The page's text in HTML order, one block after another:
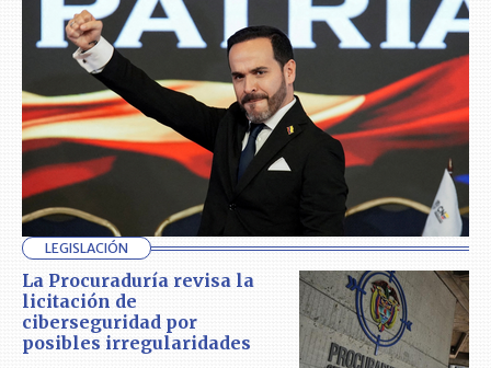
LEGISLACIÓN
La Procuraduría revisa la
licitación de
ciberseguridad por
posibles irregularidades